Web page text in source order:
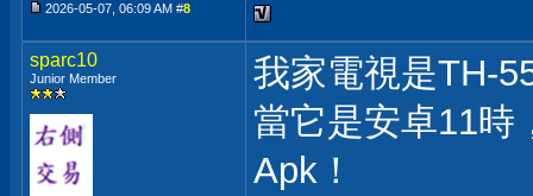
2026-05-07, 06:09 AM #8
sparc10
Junior Member
我家電視是TH-
當它是安卓11時
Apk！